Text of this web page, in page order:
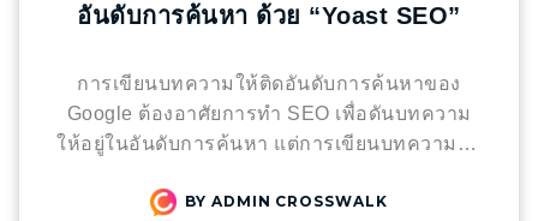
อันดับการค้นหา ด้วย “Yoast SEO”
การเขียนบทความให้ติดอันดับการค้นหาของ
Google ต้องอาศัยการทำ SEO เพื่อดันบทความ
ให้อยู่ในอันดับการค้นหา แต่การเขียนบทความให้
ช่วยใน WordPress ที่ชื่อว่า “Yoast SEO” ซึ่ง
BY ADMIN CROSSWALK